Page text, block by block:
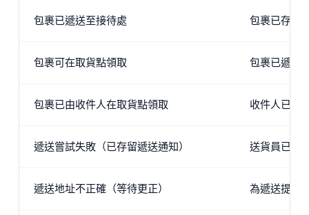
包裹已遞送至接待處 包裹已存放
包裹可在取貨點領取 包裹已遞送
包裹已由收件人在取貨點領取 收件人已在
遞送嘗試失敗（已存留遞送通知） 送貨員已上
遞送地址不正確（等待更正） 為遞送提供